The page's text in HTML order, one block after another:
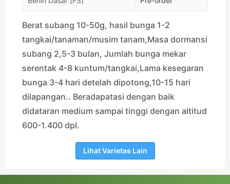
Berat subang 10-50g, hasil bunga 1-2
tangkai/tanaman/musim tanam,Masa dormansi
subang 2,5-3 bulan, Jumlah bunga mekar
serentak 4-8 kuntum/tangkai,Lama kesegaran
bunga 3-4 hari detelah dipotong,10-15 hari
dilapangan.. Beradapatasi dengan baik
didataran medium sampai tinggi dengan altitud
600-1.400 dpl.
Lihat Varietas Lain